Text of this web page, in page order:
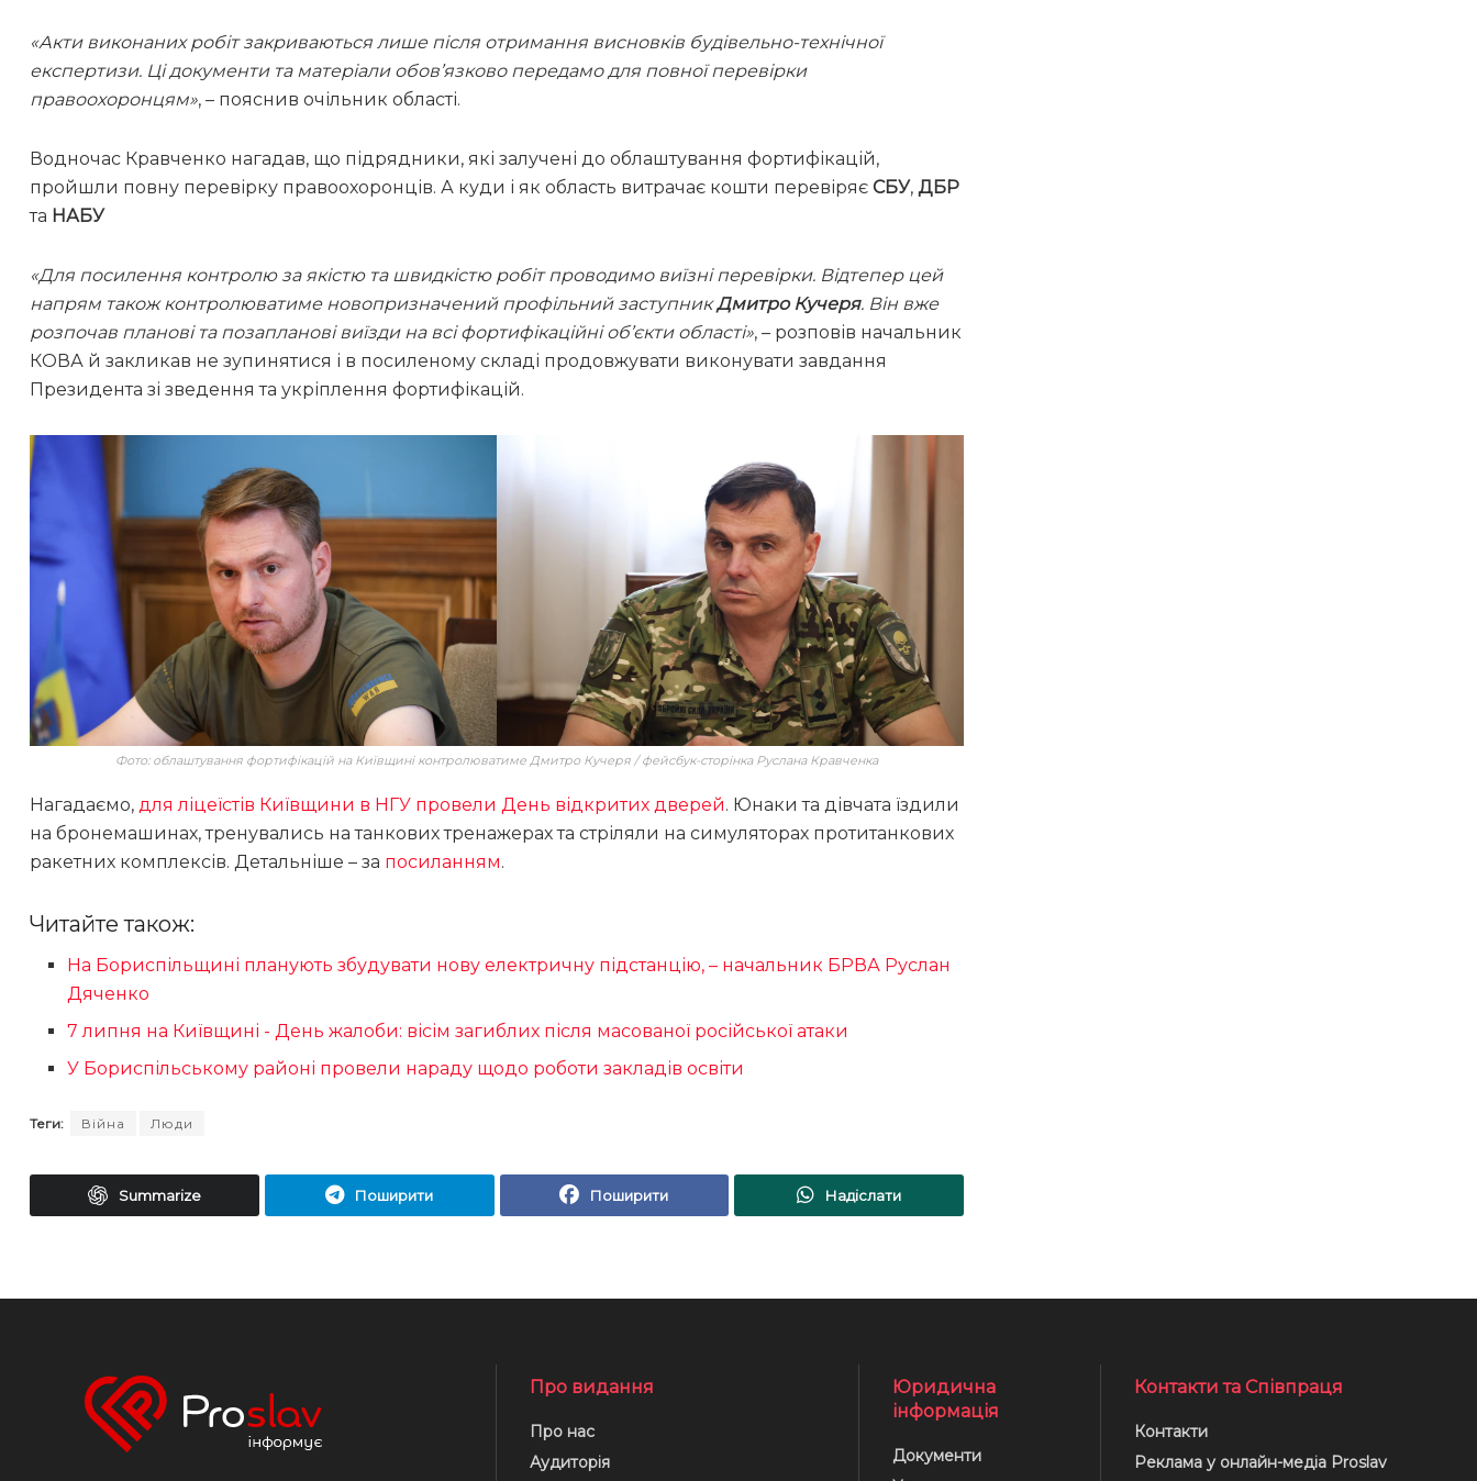
«Акти виконаних робіт закриваються лише після отримання висновків будівельно-технічної
експертизи. Ці документи та матеріали обов’язково передамо для повної перевірки
правоохоронцям», – пояснив очільник області.
Водночас Кравченко нагадав, що підрядники, які залучені до облаштування фортифікацій,
пройшли повну перевірку правоохоронців. А куди і як область витрачає кошти перевіряє СБУ, ДБР
та НАБУ
«Для посилення контролю за якістю та швидкістю робіт проводимо виїзні перевірки. Відтепер цей
напрям також контролюватиме новопризначений профільний заступникДмитро Кучеря. Він вже
розпочав планові та позапланові виїзди на всі фортифікаційні об’єкти області», – розповів начальник
КОВА й закликав не зупинятися і в посиленому складі продовжувати виконувати завдання
Президента зі зведення та укріплення фортифікацій.
Фото: облаштування фортифікацій на Київщині контролюватиме Дмитро Кучеря / фейсбук-сторінка Руслана Кравченка
Нагадаємо, для ліцеїстів Київщини в НГУ провели День відкритих дверей. Юнаки та дівчата їздили
на бронемашинах, тренувались на танкових тренажерах та стріляли на симуляторах протитанкових
ракетних комплексів. Детальніше – за посиланням.
Читайте також:
На Бориспільщині планують збудувати нову електричну підстанцію, – начальник БРВА Руслан
Дяченко
7 липня на Київщині - День жалоби: вісім загиблих після масованої російської атаки
У Бориспільському районі провели нараду щодо роботи закладів освіти
Теги: Війна Люди
Summarize Поширити Поширити Надіслати
Про видання
Про нас
Аудиторія
Юридична
інформація
Документи
Контакти та Співпраця
Контакти
Реклама у онлайн-медіа Proslav